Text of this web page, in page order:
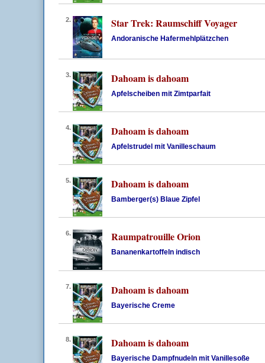
2. Star Trek: Raumschiff Voyager
Andoranische Hafermehlplätzchen
3. Dahoam is dahoam
Apfelscheiben mit Zimtparfait
4. Dahoam is dahoam
Apfelstrudel mit Vanilleschaum
5. Dahoam is dahoam
Bamberger(s) Blaue Zipfel
6. Raumpatrouille Orion
Bananenkartoffeln indisch
7. Dahoam is dahoam
Bayerische Creme
8. Dahoam is dahoam
Bayerische Dampfnudeln mit Vanillesoße